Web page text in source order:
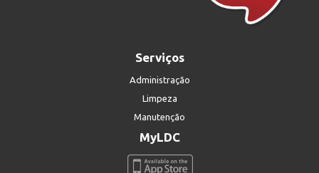
Serviços
Administração
Limpeza
Manutenção
MyLDC